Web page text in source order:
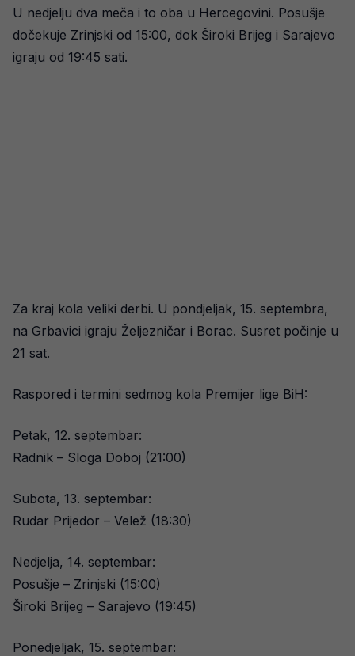
U nedjelju dva meča i to oba u Hercegovini. Posušje
dočekuje Zrinjski od 15:00, dok Široki Brijeg i Sarajevo
igraju od 19:45 sati.
Za kraj kola veliki derbi. U pondjeljak, 15. septembra,
na Grbavici igraju Željezničar i Borac. Susret počinje u
21 sat.
Raspored i termini sedmog kola Premijer lige BiH:
Petak, 12. septembar:
Radnik – Sloga Doboj (21:00)
Subota, 13. septembar:
Rudar Prijedor – Velež (18:30)
Nedjelja, 14. septembar:
Posušje – Zrinjski (15:00)
Široki Brijeg – Sarajevo (19:45)
Ponedjeljak, 15. septembar: